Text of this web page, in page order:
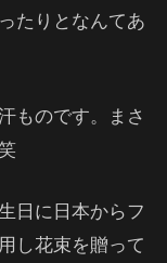
たりとなんてあ
ものです。まさ
日に日本からフ
し花束を贈って